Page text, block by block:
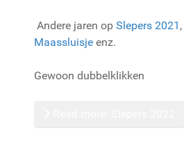
Andere jaren op Slepers 2021 ,
Maassluisje enz.
Gewoon dubbelklikken